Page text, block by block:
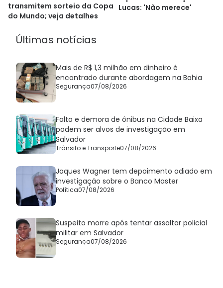
transmitem sorteio da Copa
do Mundo; veja detalhes
Lucas: 'Não merece'
Últimas notícias
Mais de R$ 1,3 milhão em dinheiro é
encontrado durante abordagem na Bahia
Segurança07/08/2026
Falta e demora de ônibus na Cidade Baixa
podem ser alvos de investigação em
Salvador
Trânsito e Transporte07/08/2026
Jaques Wagner tem depoimento adiado em
investigação sobre o Banco Master
Política07/08/2026
Suspeito morre após tentar assaltar policial
militar em Salvador
Segurança07/08/2026